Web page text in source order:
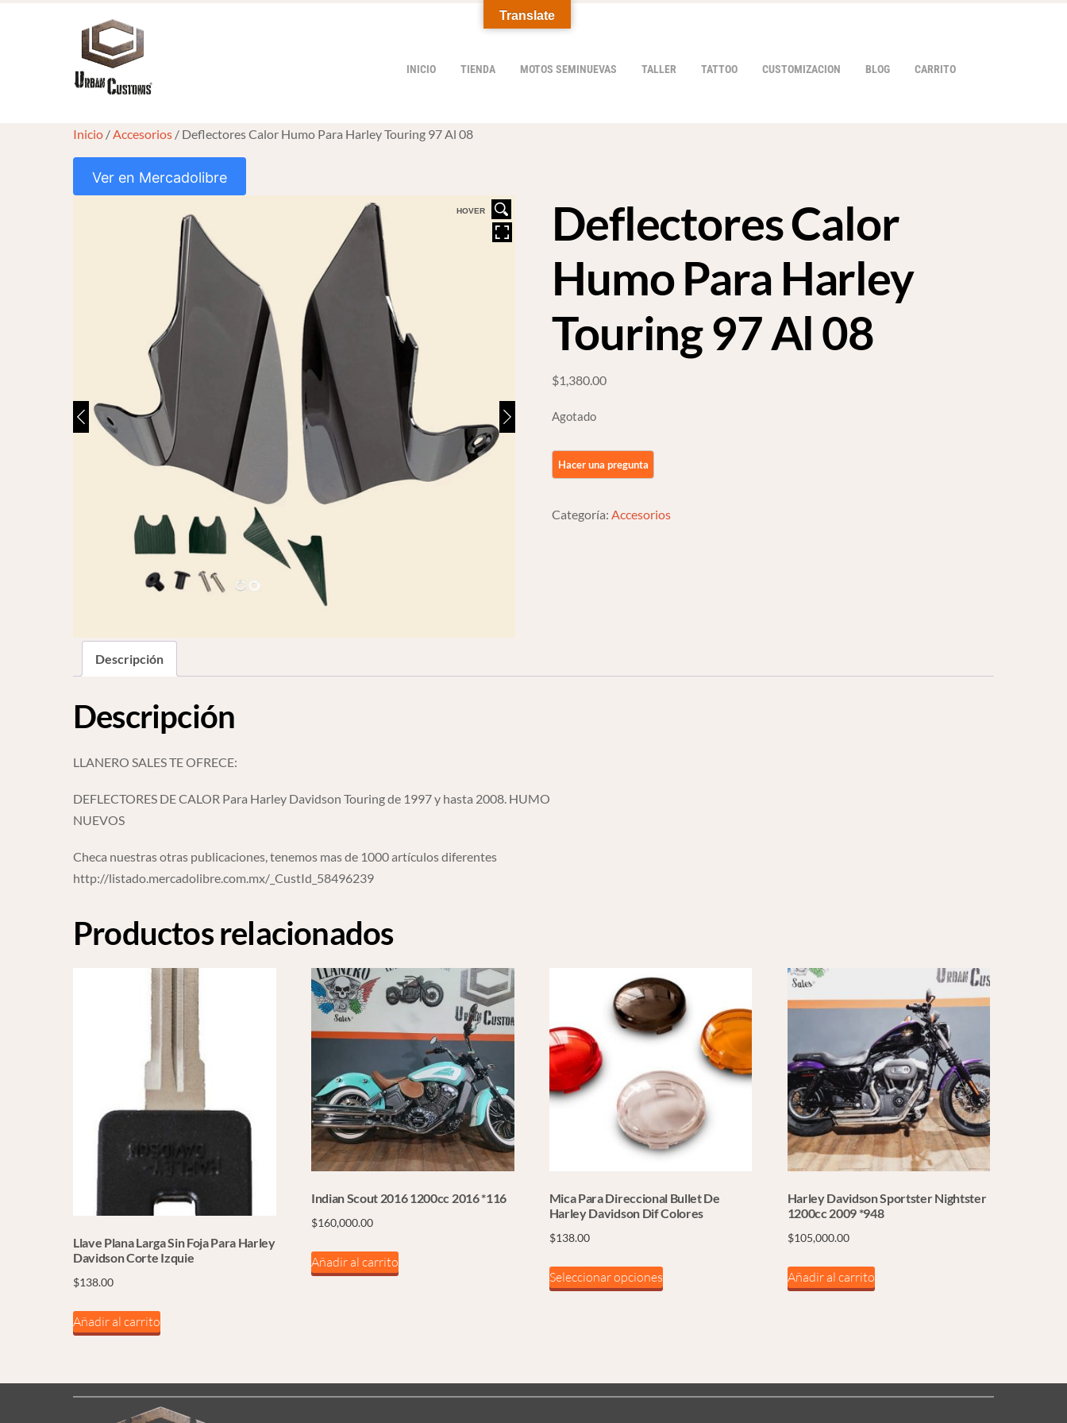
INICIO TIENDA MOTOS SEMINUEVAS TALLER TATTOO CUSTOMIZACION BLOG CARRITO
Inicio /Accesorios / Deflectores Calor Humo Para Harley Touring 97 Al 08
Ver en Mercadolibre
HOVER
Deflectores Calor
Humo Para Harley
Touring 97 Al 08
$1,380.00
Agotado
Categoría:Accesorios
Descripción
Descripción
LLANERO SALES TE OFRECE:
DEFLECTORES DE CALOR Para Harley Davidson Touring de 1997 y hasta 2008. HUMO
NUEVOS
Checa nuestras otras publicaciones, tenemos mas de 1000 artículos diferentes
http://listado.mercadolibre.com.mx/_CustId_58496239
Productos relacionados
Llave Plana Larga Sin Foja Para Harley
Davidson Corte Izquie
$138.00
Añadir al carrito
Indian Scout 2016 1200cc 2016 *116
$160,000.00
Añadir al carrito
Mica Para Direccional Bullet De
Harley Davidson Dif Colores
$138.00
Seleccionar opciones
Este
producto
opciones
Harley Davidson Sportster Nightster
1200cc 2009 *948
$105,000.00
Añadir al carrito
Translate